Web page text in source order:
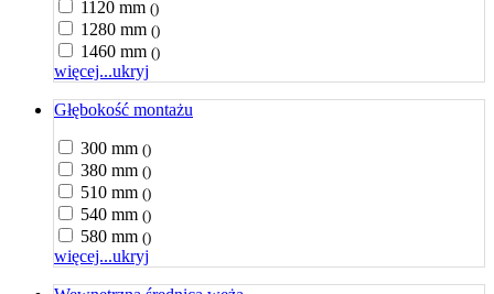
1120 mm ()
1280 mm ()
1460 mm ()
więcej...ukryj
Głębokość montażu
300 mm ()
380 mm ()
510 mm ()
540 mm ()
580 mm ()
więcej...ukryj